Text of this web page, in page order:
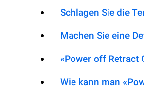
Schlagen Sie die
Machen Sie eine
«Power off Retract
Wie kann man